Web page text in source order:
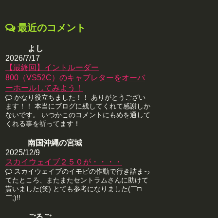
最近のコメント
よし
2026/7/17
【最終回】イントルーダー
800（VS52C）のキャブレターをオーバ
ーホールしてみよう！
かなり役立ちました！！ ありがとうござい
ます！！ 本当にブログに残してくれて感謝しか
ないです。 いつかこのコメントにもめを通して
くれる事を祈ってます！
南国沖縄の宮城
2025/12/9
スカイウェイブ２５０が・・・・
スカイウェイブのイモビの作動で行き詰まっ
てたところ、またまたセントラムさんに助けて
貰いました(笑) とても参考になりました(￣□
￣;)!!